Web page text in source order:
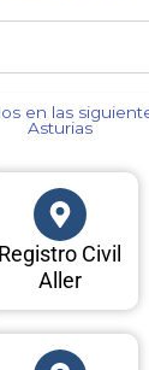
en las
Asturias​
Registro Civil
Aller